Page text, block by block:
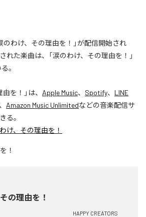
のわけ、その理由を！」が配信開始され
れた楽曲は、「涙のわけ、その理由を！」
。
を！ 」は、 Apple Music、 Spotify、 LINE
、 Amazon Music Unlimitedなどの音楽配信サ
る。
け、その理由を！
の理由を！
HAPPY CREATORS